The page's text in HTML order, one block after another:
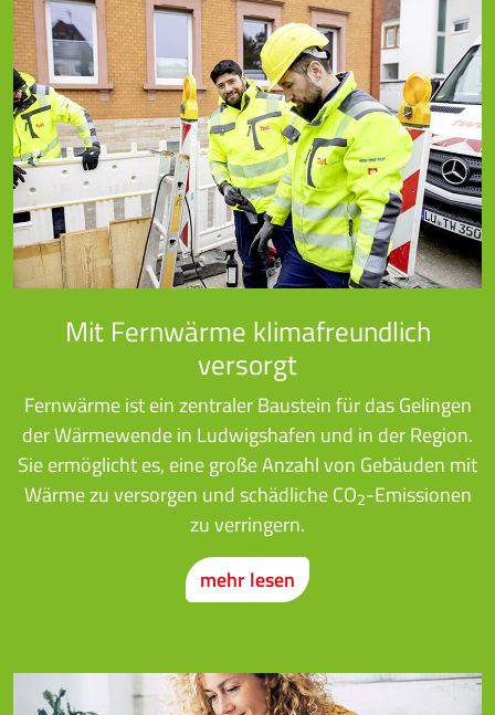
Mit Fernwärme klimafreundlich
versorgt
Fernwärme ist ein zentraler Baustein für das Gelingen
der Wärmewende in Ludwigshafen und in der Region.
Sie ermöglicht es, eine große Anzahl von Gebäuden mit
Wärme zu versorgen und schädliche CO2-Emissionen
zu verringern.
mehr lesen